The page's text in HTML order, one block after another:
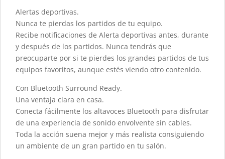
Alertas deportivas.
Nunca te pierdas los partidos de tu equipo.
Recibe notificaciones de Alerta deportivas antes, durante
y después de los partidos. Nunca tendrás que
preocuparte por si te pierdes los grandes partidos de tus
equipos favoritos, aunque estés viendo otro contenido.
Con Bluetooth Surround Ready.
Una ventaja clara en casa.
Conecta fácilmente los altavoces Bluetooth para disfrutar
de una experiencia de sonido envolvente sin cables.
Toda la acción suena mejor y más realista consiguiendo
un ambiente de un gran partido en tu salón.